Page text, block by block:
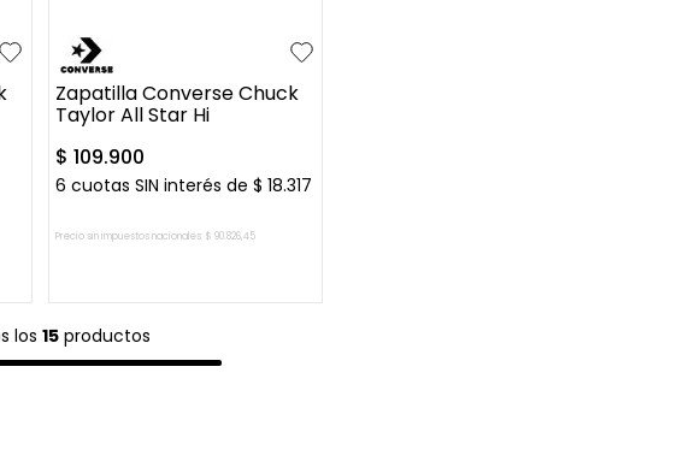
37.5
Zapatilla Converse Chuck
Taylor All Star Hi
$ 109.900
6 cuotas SIN interés de $ 18.317
Precio sin impuestos nacionales: $ 90.826,45
los15 productos